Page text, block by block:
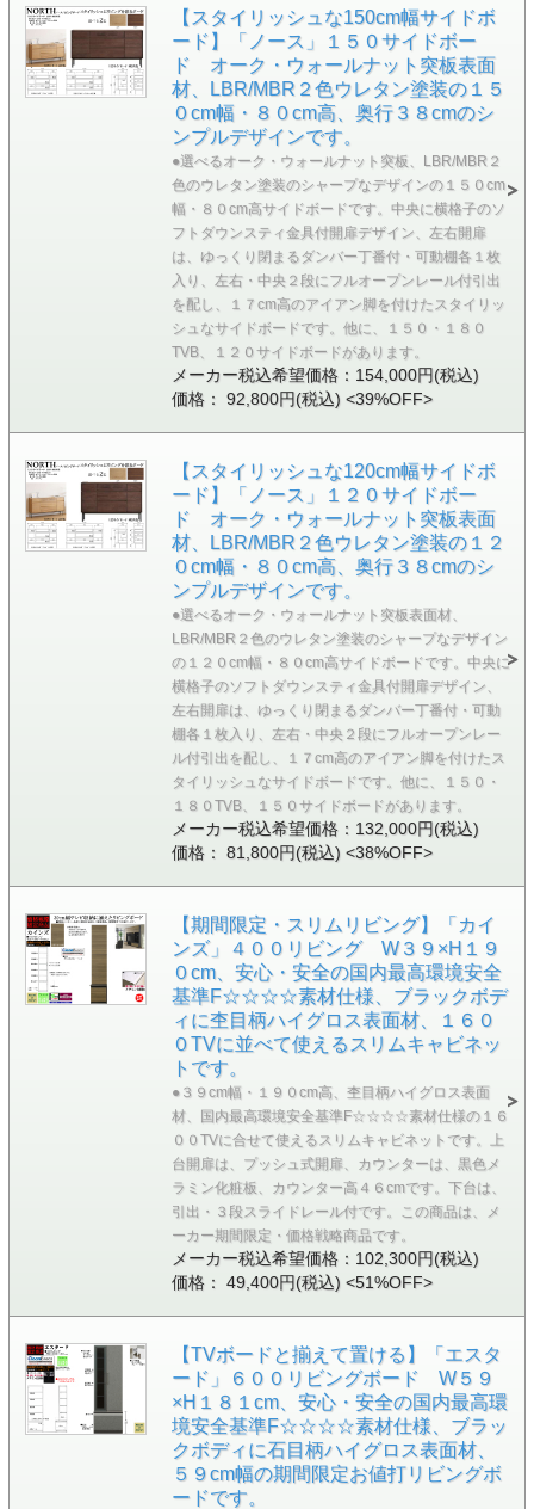
【スタイリッシュな150cm幅サイドボ
ード】「ノース」１５０サイドボー
ド オーク・ウォールナット突板表面
材、LBR/MBR２色ウレタン塗装の１５
０cm幅・８０cm高、奥行３８cmのシ
ンプルデザインです。
●選べるオーク・ウォールナット突板、LBR/MBR２
色のウレタン塗装のシャープなデザインの１５０cm
幅・８０cm高サイドボードです。中央に横格子のソ
フトダウンスティ金具付開扉デザイン、左右開扉
は、ゆっくり閉まるダンバー丁番付・可動棚各１枚
入り、左右・中央２段にフルオープンレール付引出
を配し、１７cm高のアイアン脚を付けたスタイリッ
シュなサイドボードです。他に、１５０・１８０
TVB、１２０サイドボードがあります。
メーカー税込希望価格：154,000円(税込)
価格： 92,800円(税込) <39%OFF>
【スタイリッシュな120cm幅サイドボ
ード】「ノース」１２０サイドボー
ド オーク・ウォールナット突板表面
材、LBR/MBR２色ウレタン塗装の１２
０cm幅・８０cm高、奥行３８cmのシ
ンプルデザインです。
●選べるオーク・ウォールナット突板表面材、
LBR/MBR２色のウレタン塗装のシャープなデザイン
の１２０cm幅・８０cm高サイドボードです。中央に
横格子のソフトダウンスティ金具付開扉デザイン、
左右開扉は、ゆっくり閉まるダンバー丁番付・可動
棚各１枚入り、左右・中央２段にフルオープンレー
ル付引出を配し、１７cm高のアイアン脚を付けたス
タイリッシュなサイドボードです。他に、１５０・
１８０TVB、１５０サイドボードがあります。
メーカー税込希望価格：132,000円(税込)
価格： 81,800円(税込) <38%OFF>
【期間限定・スリムリビング】「カイ
ンズ」４００リビング W３９×H１９
０cm、安心・安全の国内最高環境安全
基準F☆☆☆☆素材仕様、ブラックボデ
ィに杢目柄ハイグロス表面材、１６０
０TVに並べて使えるスリムキャビネッ
トです。
●３９cm幅・１９０cm高、杢目柄ハイグロス表面
材、国内最高環境安全基準F☆☆☆☆素材仕様の１６
００TVに合せて使えるスリムキャビネットです。上
台開扉は、プッシュ式開扉、カウンターは、黒色メ
ラミン化粧板、カウンター高４６cmです。下台は、
引出・３段スライドレール付です。この商品は、メ
ーカー期間限定・価格戦略商品です。
メーカー税込希望価格：102,300円(税込)
価格： 49,400円(税込) <51%OFF>
【TVボードと揃えて置ける】「エスタ
ード」６００リビングボード W５９
×H１８１cm、安心・安全の国内最高環
境安全基準F☆☆☆☆素材仕様、ブラッ
クボディに石目柄ハイグロス表面材、
５９cm幅の期間限定お値打リビングボ
ードです。